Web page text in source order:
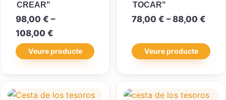
CREAR"
98,00 € –
108,00 €
Veure producte
TOCAR"
78,00 € – 88,00 €
Veure producte